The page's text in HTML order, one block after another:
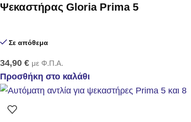
Ψεκαστήρας Gloria Prima 5
Σε απόθεμα
34,90 € με Φ.Π.Α.
Προσθήκη στο καλάθι